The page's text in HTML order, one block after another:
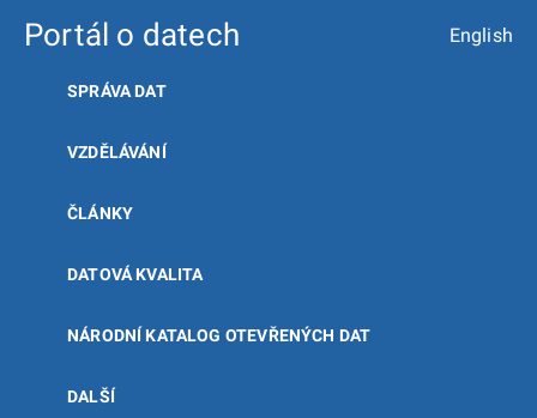
Portál o datech English
SPRÁVA DAT
VZDĚLÁVÁNÍ
ČLÁNKY
DATOVÁ KVALITA
NÁRODNÍ KATALOG OTEVŘENÝCH DAT
DALŠÍ